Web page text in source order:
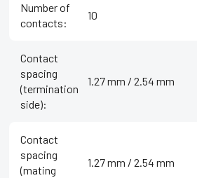
Number of
contacts:
10
Contact
spacing
(termination
side):
1.27 mm / 2.54 mm
Contact
spacing
(mating
1.27 mm / 2.54 mm